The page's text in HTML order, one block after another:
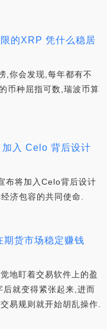
的XRP 凭什么稳居
,你会发现,每年都有不
币种屈指可数,瑞波币算
入 Celo 背后设计
布将加入Celo背后设计
济包容的共同使命.
货市场稳定赚钱
地盯着交易软件上的盈
就变得紧张起来,进而
易规则就开始胡乱操作.